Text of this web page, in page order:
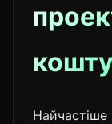
Найчастіше